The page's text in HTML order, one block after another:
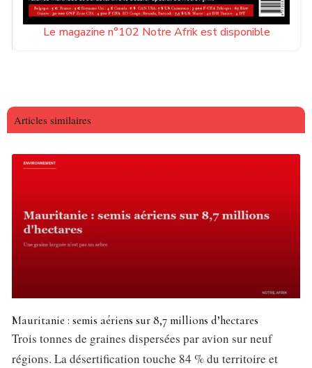
Le magazine n°102 Notre Afrik est disponible
Articles similaires
Mauritanie : semis aériens sur 8,7 millions d’hectares
Trois tonnes de graines dispersées par avion sur neuf
régions. La désertification touche 84 % du territoire et